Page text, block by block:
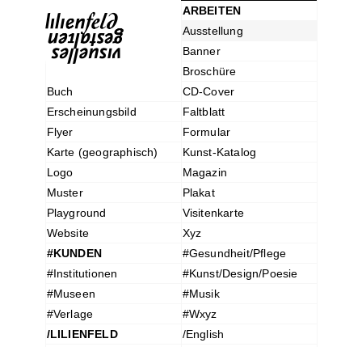
ARBEITEN
Ausstellung
Banner
Broschüre
Buch
CD-Cover
Erscheinungsbild
Faltblatt
Flyer
Formular
Karte (geographisch)
Kunst-Katalog
Logo
Magazin
Muster
Plakat
Playground
Visitenkarte
Website
Xyz
#KUNDEN
#Gesundheit/Pflege
#Institutionen
#Kunst/Design/Poesie
#Museen
#Musik
#Verlage
#Wxyz
/LILIENFELD
/English